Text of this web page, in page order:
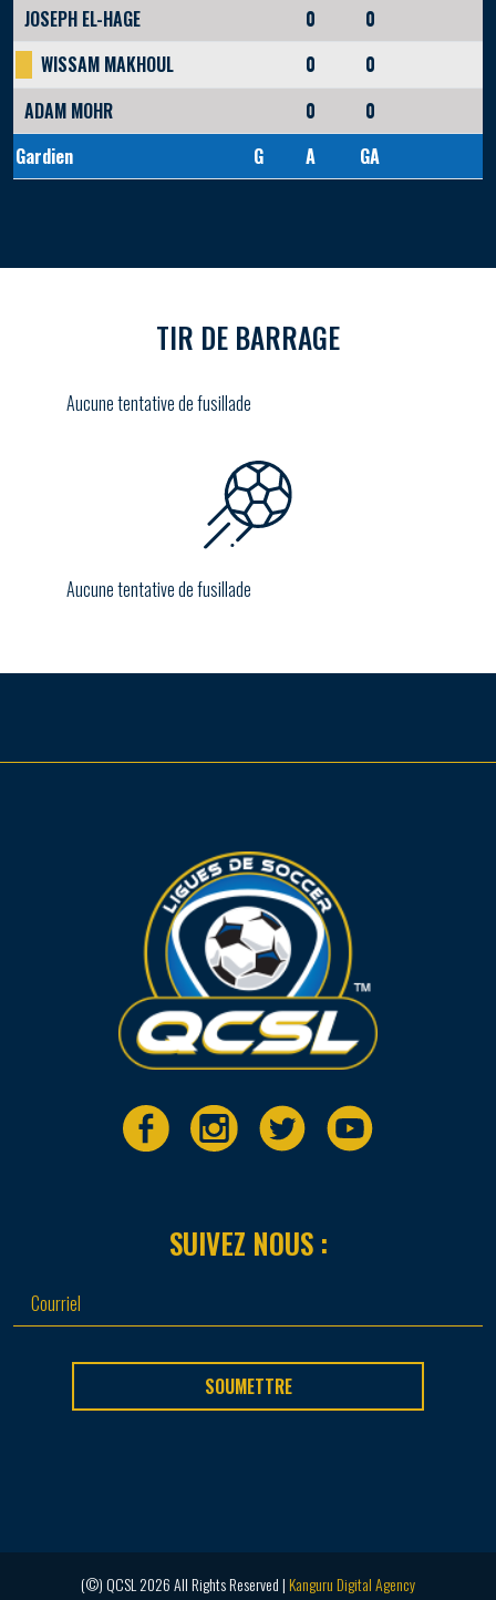
JOSEPH EL-HAGE
0
0
WISSAM MAKHOUL
0
0
ADAM MOHR
0
0
Gardien
G A GA
TIR DE BARRAGE
Aucune tentative de fusillade
Aucune tentative de fusillade
SUIVEZ NOUS :
SOUMETTRE
(©) QCSL 2026 All Rights Reserved |Kanguru Digital Agency